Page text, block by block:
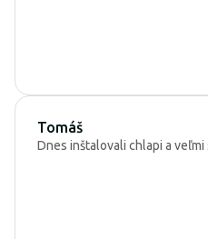
Tomáš
Dnes inštalovali chlapi a veľmi